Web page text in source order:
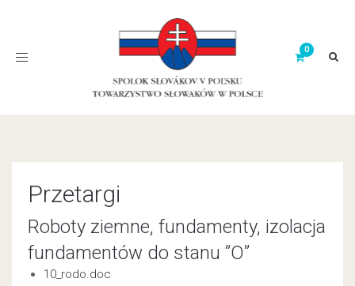
Toggle
Przetargi
Roboty ziemne, fundamenty, izolacja
fundamentów do stanu ”O”
10_rodo.doc